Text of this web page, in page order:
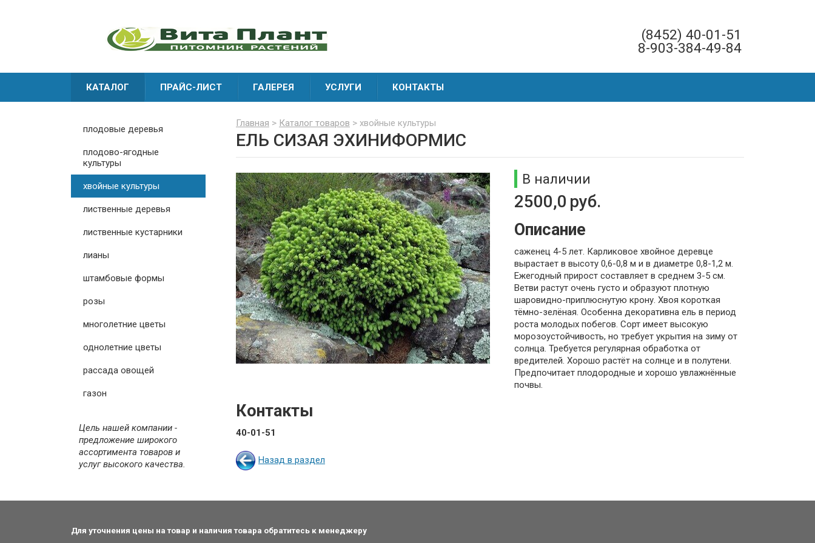
(8452) 40-01-51
8-903-384-49-84
КАТАЛОГ ПРАЙС-ЛИСТ ГАЛЕРЕЯ УСЛУГИ КОНТАКТЫ
плодовые деревья
плодово-ягодные
культуры
хвойные культуры
лиственные деревья
лиственные кустарники
лианы
штамбовые формы
розы
многолетние цветы
однолетние цветы
рассада овощей
газон
Цель нашей компании -
предложение широкого
ассортимента товаров и
услуг высокого качества.
Главная > Каталог товаров > хвойные культуры
ЕЛЬ СИЗАЯ ЭХИНИФОРМИС
В наличии
2500,0 руб.
Описание
саженец 4-5 лет. Карликовое хвойное деревце
вырастает в высоту 0,6-0,8 м и в диаметре 0,8-1,2 м.
Ежегодный прирост составляет в среднем 3-5 см.
Ветви растут очень густо и образуют плотную
шаровидно-приплюснутую крону. Хвоя короткая
тёмно-зелёная. Особенна декоративна ель в период
роста молодых побегов. Сорт имеет высокую
морозоустойчивость, но требует укрытия на зиму от
солнца. Требуется регулярная обработка от
вредителей. Хорошо растёт на солнце и в полутени.
Предпочитает плодородные и хорошо увлажнённые
почвы.
Контакты
40-01-51
Назад в раздел
Для уточнения цены на товар и наличия товара обратитесь к менеджеру